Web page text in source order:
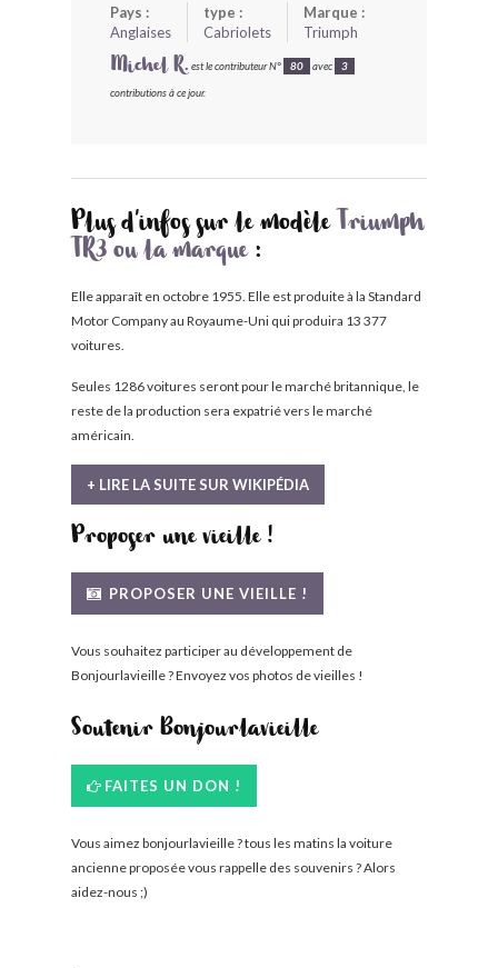
Pays :
Anglaises
type :
Cabriolets
Marque :
Triumph
Michel R. est le contributeur N° 80 avec 3
contributions à ce jour.
Plus d'infos sur le modèle Triumph
TR3 ou la marque:
Elle apparaît en octobre 1955. Elle est produite à la Standard
Motor Company au Royaume-Uni qui produira 13 377
voitures.
Seules 1286 voitures seront pour le marché britannique, le
reste de la production sera expatrié vers le marché
américain.
+ LIRE LA SUITE SUR WIKIPÉDIA
Proposer une vieille !
PROPOSER UNE VIEILLE !
Vous souhaitez participer au développement de
Bonjourlavieille ? Envoyez vos photos de vieilles !
Soutenir Bonjourlavieille
FAITES UN DON !
Vous aimez bonjourlavieille ? tous les matins la voiture
ancienne proposée vous rappelle des souvenirs ? Alors
aidez-nous ;)